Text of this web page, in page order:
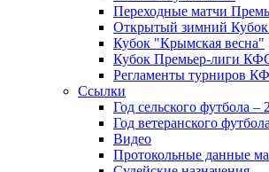
Переходные матчи
Открытый зимний
Кубок "Крымская весна"
Кубок Премьер-лиги
Регламенты турниров
Ссылки
Год сельского футбола –
Год ветеранского
Видео
Протокольные данные